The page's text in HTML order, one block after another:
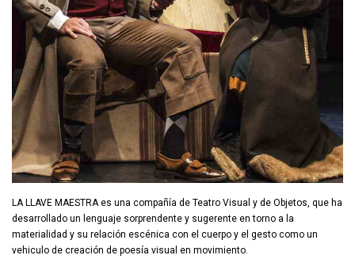
LA LLAVE MAESTRA es una compañía de Teatro Visual y de Objetos, que ha
desarrollado un lenguaje sorprendente y sugerente en torno a la
materialidad y su relación escénica con el cuerpo y el gesto como un
vehiculo de creación de poesía visual en movimiento.